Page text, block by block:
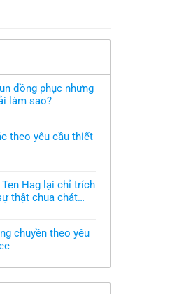
đồng phục nhưng
làm sao?
theo yêu cầu thiết
Hag lại chỉ trích
thật chua chát
chuyền theo yêu